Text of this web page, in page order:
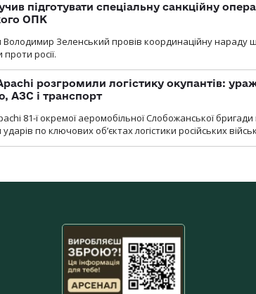
підготувати спеціальну санкційну
ОПК
Володимир Зеленський провів координаційну нараду
проти росії.
розгромили логістику окупантів:
АЗС і транспорт
81-ї окремої аеромобільної Слобожанської бригади
по ключових об’єктах логістики російських